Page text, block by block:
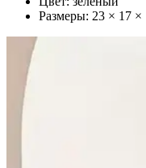
Размеры: 23 × 17 ×